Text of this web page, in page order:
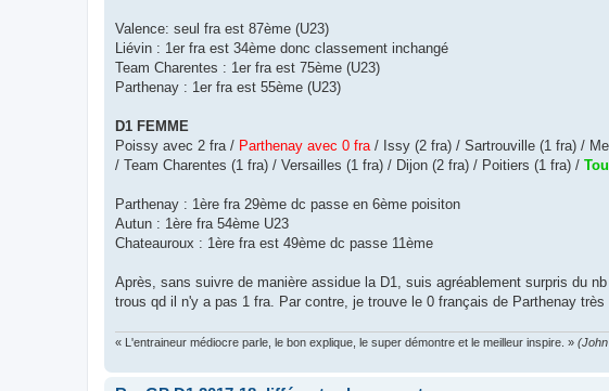
Valence: seul fra est 87ème (U23)
Liévin : 1er fra est 34ème donc classement inchangé
Team Charentes : 1er fra est 75ème (U23)
Parthenay : 1er fra est 55ème (U23)
D1 FEMME
Poissy avec 2 fra / Parthenay avec 0 fra/ Issy (2 fra) / Sartrouville (1 fra) /
/ Team Charentes (1 fra) / Versailles (1 fra) / Dijon (2 fra) / Poitiers (1 fra) /
Parthenay : 1ère fra 29ème dc passe en 6ème poisiton
Autun : 1ère fra 54ème U23
Chateauroux : 1ère fra est 49ème dc passe 11ème
Après, sans suivre de manière assidue la D1, suis agréablement surpris du
trous qd il n'y a pas 1 fra. Par contre, je trouve le 0 français de Parthenay
« L'entraineur médiocre parle, le bon explique, le super démontre et le meilleur inspire. »